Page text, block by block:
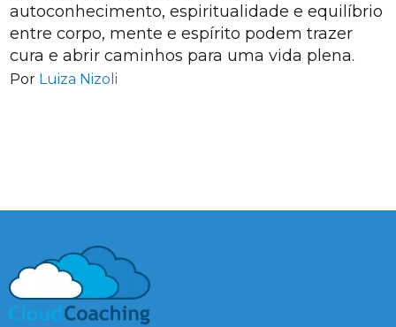
autoconhecimento, espiritualidade e equilíbrio
entre corpo, mente e espírito podem trazer
cura e abrir caminhos para uma vida plena.
Por Luiza Nizoli